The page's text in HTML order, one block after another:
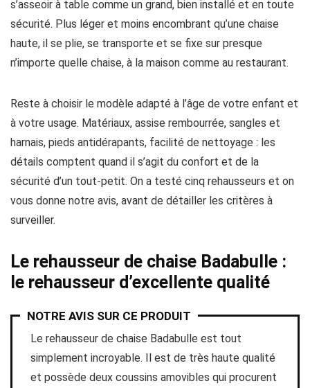
s’asseoir à table comme un grand, bien installé et en toute
sécurité. Plus léger et moins encombrant qu’une chaise
haute, il se plie, se transporte et se fixe sur presque
n’importe quelle chaise, à la maison comme au restaurant.
Reste à choisir le modèle adapté à l’âge de votre enfant et
à votre usage. Matériaux, assise rembourrée, sangles et
harnais, pieds antidérapants, facilité de nettoyage : les
détails comptent quand il s’agit du confort et de la
sécurité d’un tout-petit. On a testé cinq rehausseurs et on
vous donne notre avis, avant de détailler les critères à
surveiller.
Le rehausseur de chaise Badabulle :
le rehausseur d’excellente qualité
NOTRE AVIS SUR CE PRODUIT
Le rehausseur de chaise Badabulle est tout
simplement incroyable. Il est de très haute qualité
et possède deux coussins amovibles qui procurent